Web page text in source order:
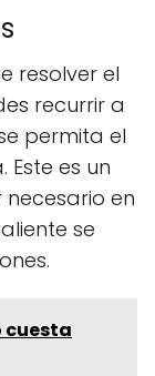
resolver el
recurrir a
permita el
es un
en
se
cuesta